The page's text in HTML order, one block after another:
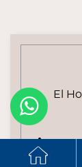
El